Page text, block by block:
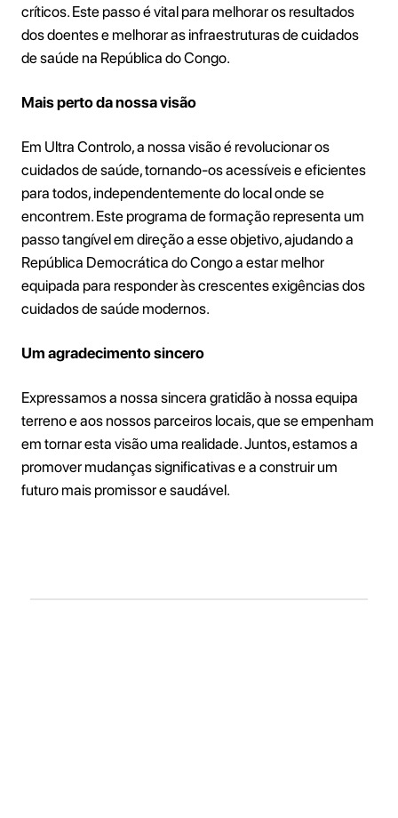
críticos. Este passo é vital para melhorar os resultados
dos doentes e melhorar as infraestruturas de cuidados
de saúde na República do Congo.
Mais perto da nossa visão
Em Ultra Controlo, a nossa visão é revolucionar os
cuidados de saúde, tornando-os acessíveis e eficientes
para todos, independentemente do local onde se
encontrem. Este programa de formação representa um
passo tangível em direção a esse objetivo, ajudando a
República Democrática do Congo a estar melhor
equipada para responder às crescentes exigências dos
cuidados de saúde modernos.
Um agradecimento sincero
Expressamos a nossa sincera gratidão à nossa equipa
terreno e aos nossos parceiros locais, que se empenham
em tornar esta visão uma realidade. Juntos, estamos a
promover mudanças significativas e a construir um
futuro mais promissor e saudável.